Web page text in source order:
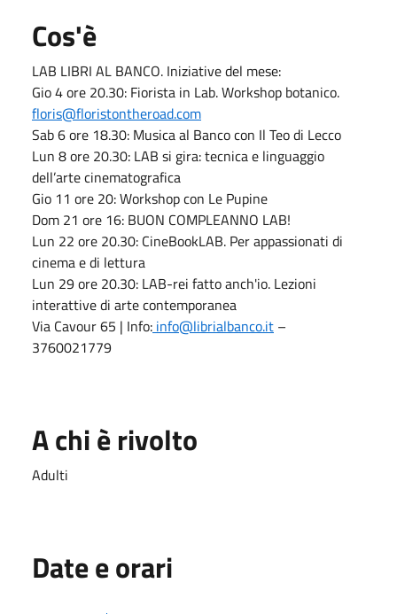
Cos'è
LAB LIBRI AL BANCO. Iniziative del mese:
Gio 4 ore 20.30: Fiorista in Lab. Workshop botanico.
floris@floristontheroad.com
Sab 6 ore 18.30: Musica al Banco con Il Teo di Lecco
Lun 8 ore 20.30: LAB si gira: tecnica e linguaggio
dell’arte cinematografica
Gio 11 ore 20: Workshop con Le Pupine
Dom 21 ore 16: BUON COMPLEANNO LAB!
Lun 22 ore 20.30: CineBookLAB. Per appassionati di
cinema e di lettura
Lun 29 ore 20.30: LAB-rei fatto anch'io. Lezioni
interattive di arte contemporanea
Via Cavour 65 | Info: info@librialbanco.it –
3760021779
A chi è rivolto
Adulti
Date e orari